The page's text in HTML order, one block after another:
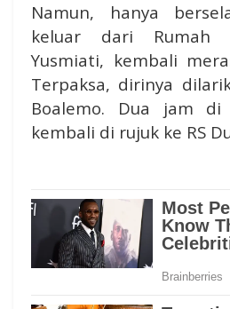
Namun, hanya
keluar dari Rumah
Yusmiati, kembali
Terpaksa, dirinya
Boalemo. Dua jam di
kembali di rujuk ke RS